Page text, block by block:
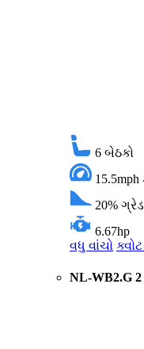
6 બેઠકો
15.5mph
20% ગ્રેડ
6.67hp
વધુ વાંચો
NL-WB2.G 2